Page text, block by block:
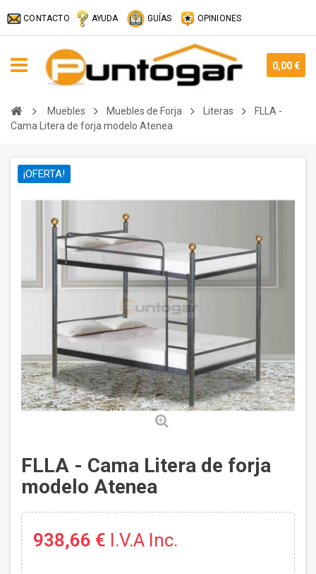
CONTACTO AYUDA GUÍAS OPINIONES
0,00 €
Muebles Muebles de Forja Literas
FLLA -
Cama Litera de forja modelo Atenea
¡OFERTA!
FLLA - Cama Litera de forja
modelo Atenea
938,66 € I.V.A Inc.